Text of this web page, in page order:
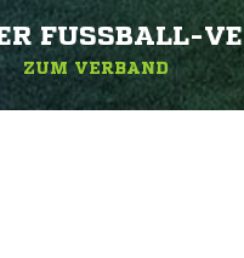
FUSSBALL-
ZUM VERBAND